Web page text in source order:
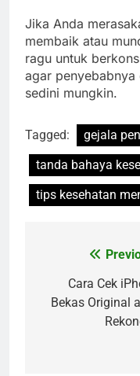
Jika Anda
membaik atau
ragu untuk
agar
sedini mungkin.
Tagged: gejala
tanda bahaya
tips kesehatan
Navigasi
posCara Cek
Bekas Original